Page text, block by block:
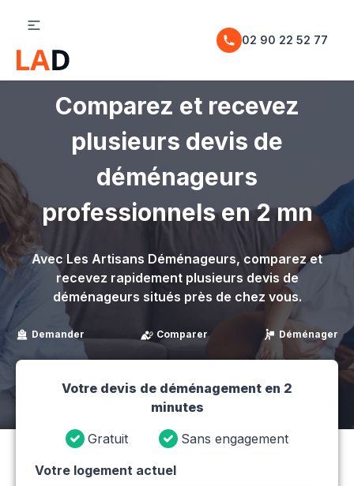
02 90 22 52 77
Comparez et recevez
plusieurs devis de
déménageurs
professionnels en 2 mn
Avec Les Artisans Déménageurs, comparez et
recevez rapidement plusieurs devis de
déménageurs situés près de chez vous.
Demander Comparer Déménager
Votre devis de déménagement en 2
minutes
Gratuit
Sans engagement
Votre logement actuel